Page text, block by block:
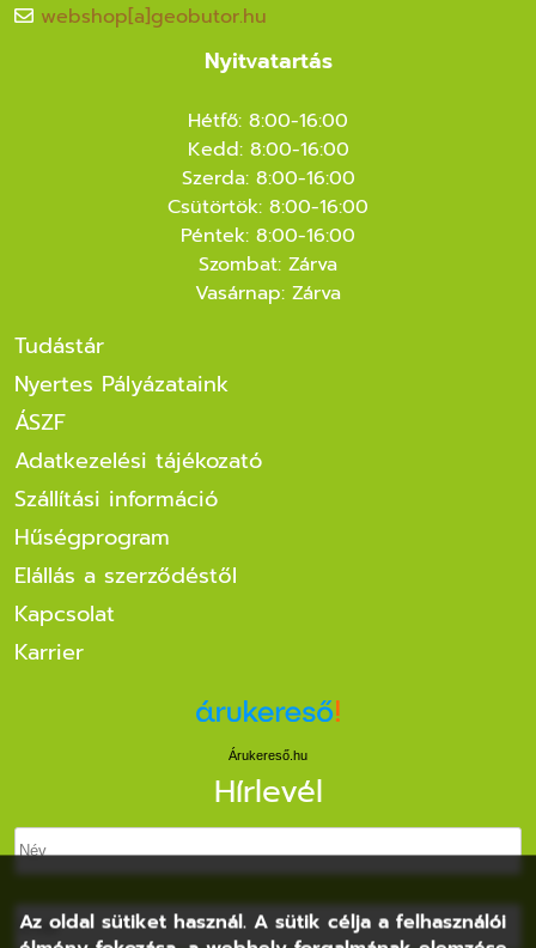
webshop[a]geobutor.hu
Nyitvatartás
Hétfő: 8:00-16:00
Kedd: 8:00-16:00
Szerda: 8:00-16:00
Csütörtök: 8:00-16:00
Péntek: 8:00-16:00
Szombat: Zárva
Vasárnap: Zárva
Tudástár
Nyertes Pályázataink
ÁSZF
Adatkezelési tájékozató
Szállítási információ
Hűségprogram
Elállás a szerződéstől
Kapcsolat
Karrier
Árukereső.hu
Hírlevél
Az oldal sütiket használ. A sütik célja a felhasználói